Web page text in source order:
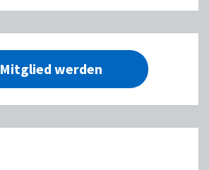
Mitglied werden